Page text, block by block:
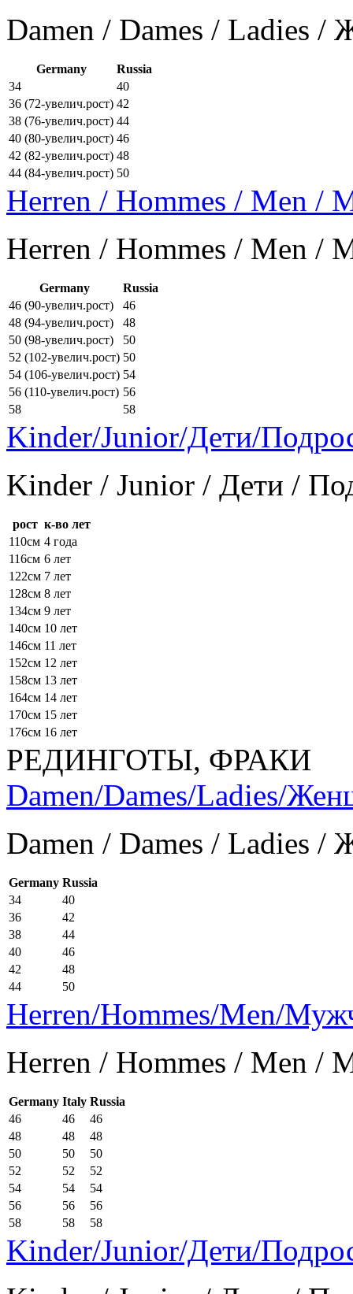
Damen / Dames / Ladies
Germany
Russia
34
40
36 (72-увелич.рост) 42
38 (76-увелич.рост) 44
40 (80-увелич.рост) 46
42 (82-увелич.рост) 48
44 (84-увелич.рост) 50
Herren / Hommes / Men /
Herren / Hommes / Men /
Germany
Russia
46 (90-увелич.рост)
46
48 (94-увелич.рост)
48
50 (98-увелич.рост)
50
52 (102-увелич.рост) 50
54 (106-увелич.рост) 54
56 (110-увелич.рост) 56
58
58
Kinder/Junior/Дети/
Kinder / Junior / Дети /
рост к-во лет
110см 4 года
116см 6 лет
122см 7 лет
128см 8 лет
134см 9 лет
140см 10 лет
146см 11 лет
152см 12 лет
158см 13 лет
164см 14 лет
170см 15 лет
176см 16 лет
РЕДИНГОТЫ, ФРАКИ
Damen/Dames/Ladies/
Damen / Dames / Ladies
Germany Russia
34
40
36
42
38
44
40
46
42
48
44
50
Herren/Hommes/Men/
Herren / Hommes / Men /
Germany Italy Russia
46
46
46
48
48
48
50
50
50
52
52
52
54
54
54
56
56
56
58
58 58
Kinder/Junior/Дети/